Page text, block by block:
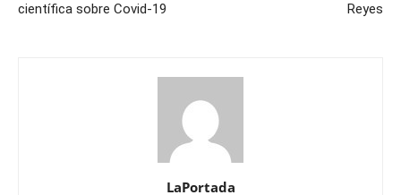
científica sobre Covid-19
Reyes
LaPortada